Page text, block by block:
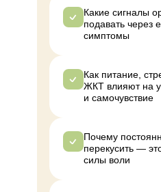
Какие сигналы
подавать через
симптомы
Как питание,
ЖКТ влияют на
и самочувствие
Почему
перекусить —
силы воли